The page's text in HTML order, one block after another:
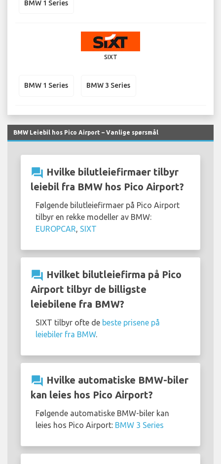
BMW 1 Series
SIXT
BMW 1 Series BMW 3 Series
BMW Leiebil hos Pico Airport – Vanlige spørsmål
question_answer Hvilke bilutleiefirmaer tilbyr
leiebil fra BMW hos Pico Airport?
Følgende bilutleiefirmaer på Pico Airport
tilbyr en rekke modeller av BMW:
EUROPCAR, SIXT
question_answer Hvilket bilutleiefirma på Pico
Airport tilbyr de billigste
leiebilene fra BMW?
SIXT tilbyr ofte de beste prisene på
leiebiler fra BMW.
question_answer Hvilke automatiske BMW-biler
kan leies hos Pico Airport?
Følgende automatiske BMW-biler kan
leies hos Pico Airport: BMW 3 Series